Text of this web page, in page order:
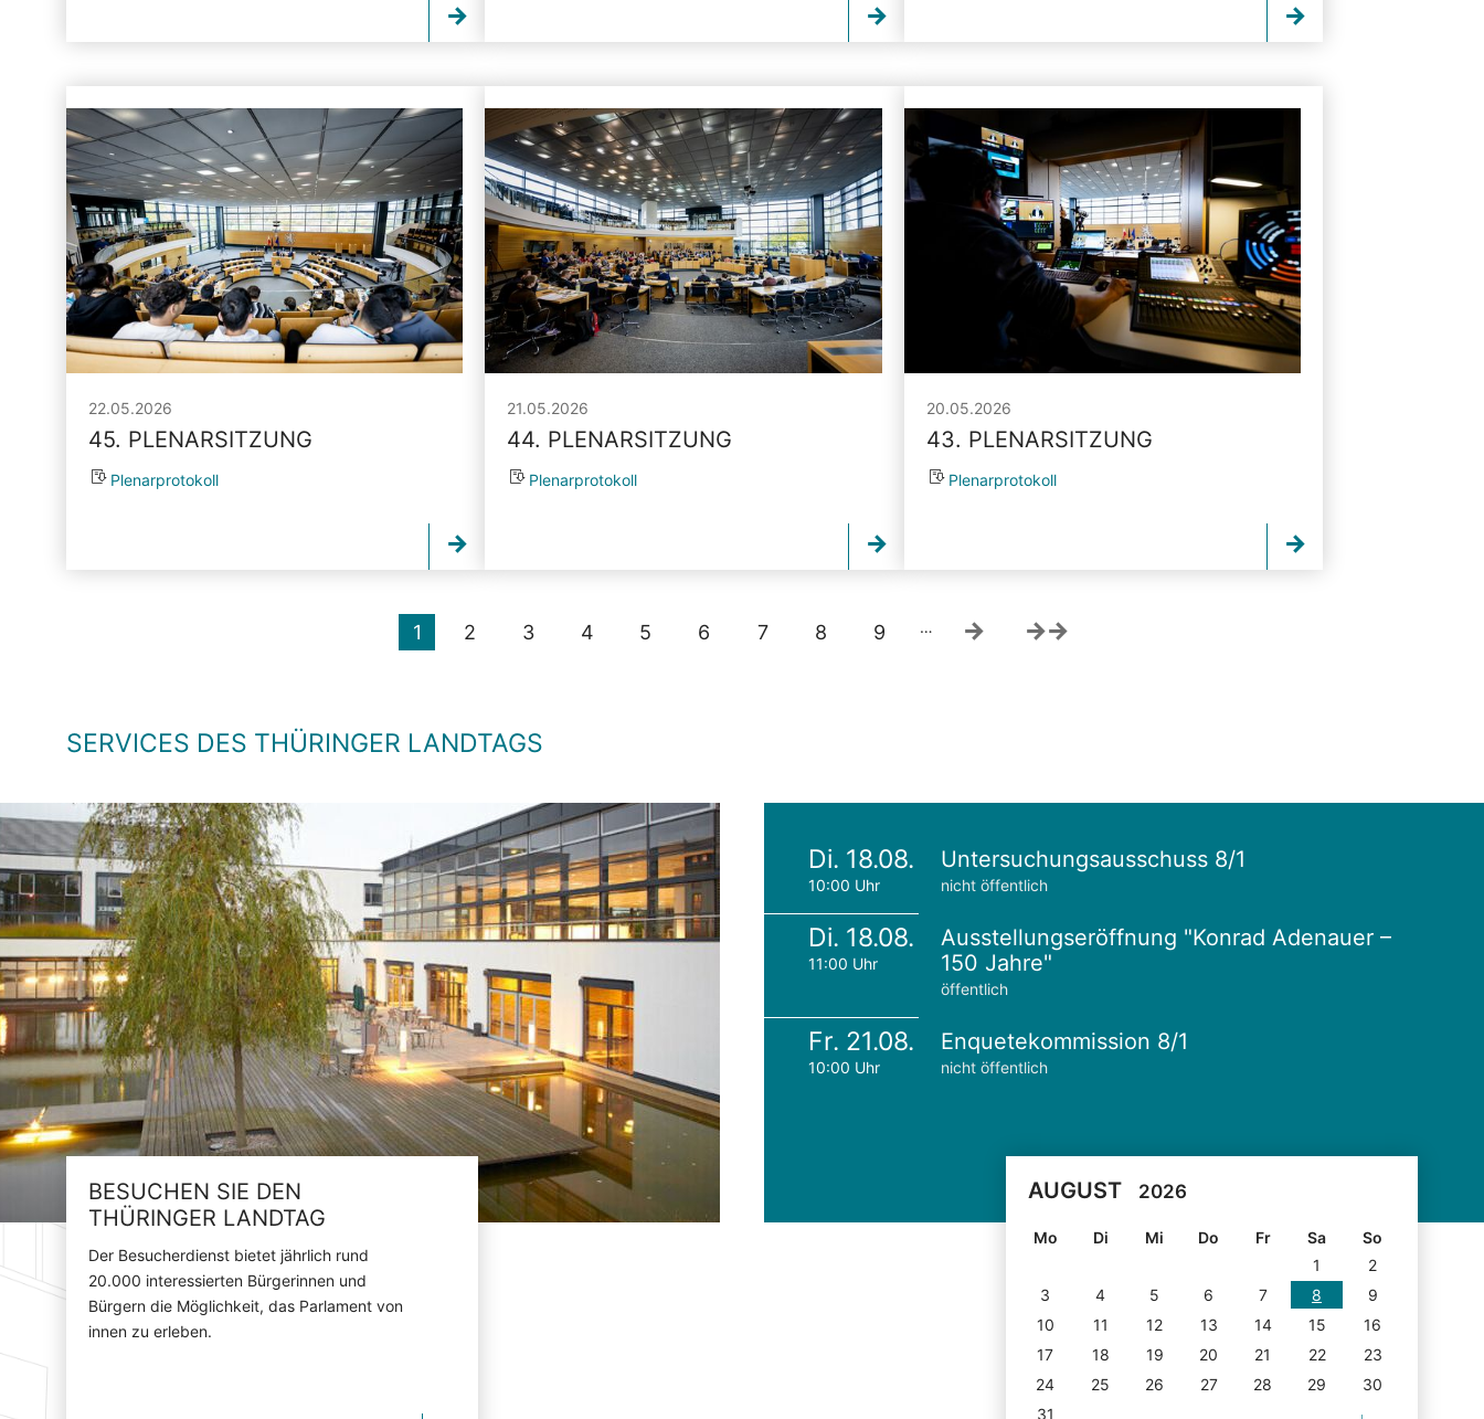
22.05.2026
45. PLENARSITZUNG
Plenarprotokoll
21.05.2026
44. PLENARSITZUNG
Plenarprotokoll
20.05.2026
43. PLENARSITZUNG
Plenarprotokoll
1 2 3 4 5 6 7 8 9 …
SERVICES DES THÜRINGER LANDTAGS
BESUCHEN SIE DEN
THÜRINGER LANDTAG
Der Besucherdienst bietet jährlich rund
20.000 interessierten Bürgerinnen und
Bürgern die Möglichkeit, das Parlament von
innen zu erleben.
Di. 18.08.
10:00 Uhr
Untersuchungsausschuss 8/1
nicht öffentlich
Di. 18.08.
11:00 Uhr
Ausstellungseröffnung "Konrad Adenauer –
150 Jahre"
öffentlich
Fr. 21.08.
10:00 Uhr
Enquetekommission 8/1
nicht öffentlich
AUGUST 2026
Mo Di Mi Do Fr Sa
So
1
2
3
4 5 6 7 8
9
10
11 12 13 14 15
16
17
18 19 20 21 22
23
24
25 26 27 28 29
30
31